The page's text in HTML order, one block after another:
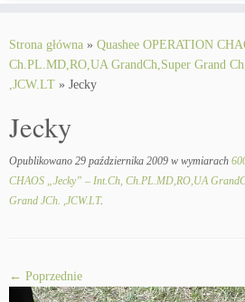
content
Strona główna » Quashee OPERATION
Ch.PL.MD,RO,UA GrandCh,Super Grand
,JCW.LT » Jecky
Jecky
Opublikowano 29 października 2009 w wymiarach
CHAOS „Jecky” – Int.Ch, Ch.PL.MD,RO,UA
Grand JCh. ,JCW.LT.
← Poprzednie